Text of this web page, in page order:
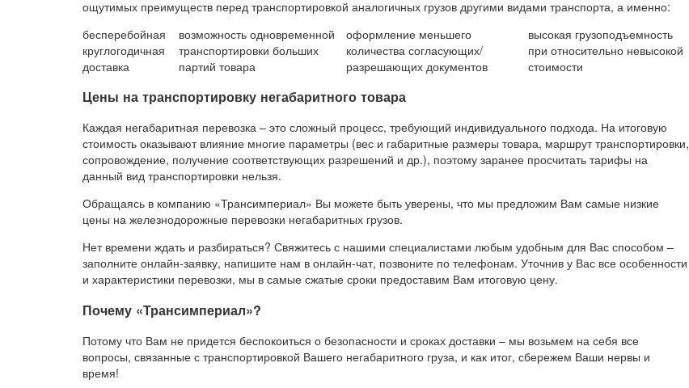
ощутимых преимуществ перед транспортировкой аналогичных грузов другими видами транспорта, а именно:
бесперебойная
круглогодичная
доставка
возможность одновременной
транспортировки больших
партий товара
оформление меньшего
количества согласующих/
разрешающих документов
высокая грузоподъемность
при относительно невысокой
стоимости
Цены на транспортировку негабаритного товара
Каждая негабаритная перевозка – это сложный процесс, требующий индивидуального подхода. На итоговую
стоимость оказывают влияние многие параметры (вес и габаритные размеры товара, маршрут транспортировки,
сопровождение, получение соответствующих разрешений и др.), поэтому заранее просчитать тарифы на
данный вид транспортировки нельзя.
Обращаясь в компанию «Трансимпериал» Вы можете быть уверены, что мы предложим Вам самые низкие
цены на железнодорожные перевозки негабаритных грузов.
Нет времени ждать и разбираться? Свяжитесь с нашими специалистами любым удобным для Вас способом –
заполните онлайн-заявку, напишите нам в онлайн-чат, позвоните по телефонам. Уточнив у Вас все особенности
и характеристики перевозки, мы в самые сжатые сроки предоставим Вам итоговую цену.
Почему «Трансимпериал»?
Потому что Вам не придется беспокоиться о безопасности и сроках доставки – мы возьмем на себя все
вопросы, связанные с транспортировкой Вашего негабаритного груза, и как итог, сбережем Ваши нервы и
время!